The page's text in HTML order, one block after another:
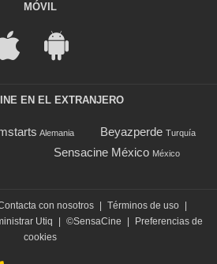
MÓVIL
EN EL EXTRANJERO
Alemania Beyazperde Turquía
Sensacine México México
con nosotros Términos de uso
Utiq ©SensaCine
Preferencias de
cookies